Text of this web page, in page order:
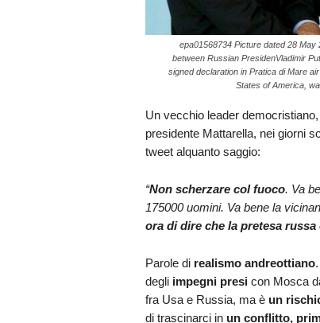
epa01568734 Picture dated 28
between Russian PresidenVladimir
signed declaration in Pratica di Mare
States of America,
Un vecchio leader democristiano,
presidente Mattarella, nei giorni
tweet alquanto saggio:
“Non scherzare col fuoco. Va
175000 uomini. Va bene la
ora di dire che la pretesa
Parole di realismo andreottiano
degli impegni presicon Mosca
fra Usa e Russia, ma è un
di trascinarci in un conflitto,